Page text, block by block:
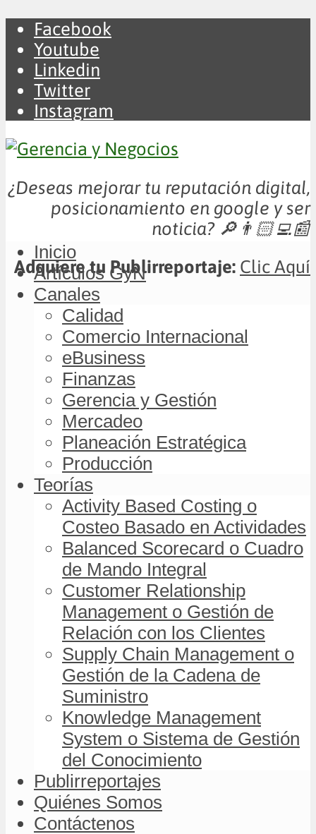
Facebook
Youtube
Linkedin
Twitter
Instagram
¿Deseas mejorar tu reputación digital,
posicionamiento en google y ser
noticia? 🔎👨🏻‍💻📰
Adquiere tu Publirreportaje: Clic Aquí
Inicio
Artículos GyN
Canales
Calidad
Comercio Internacional
eBusiness
Finanzas
Gerencia y Gestión
Mercadeo
Planeación Estratégica
Producción
Teorías
Activity Based Costing o
Costeo Basado en Actividades
Balanced Scorecard o Cuadro
de Mando Integral
Customer Relationship
Management o Gestión de
Relación con los Clientes
Supply Chain Management o
Gestión de la Cadena de
Suministro
Knowledge Management
System o Sistema de Gestión
del Conocimiento
Publirreportajes
Quiénes Somos
Contáctenos